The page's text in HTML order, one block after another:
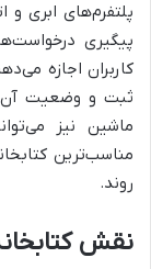
پلتفرم‌های ابری و
پیگیری
ثبت و وضعیت
ماشین نیز
مناسب‌ترین
روند.
نقش